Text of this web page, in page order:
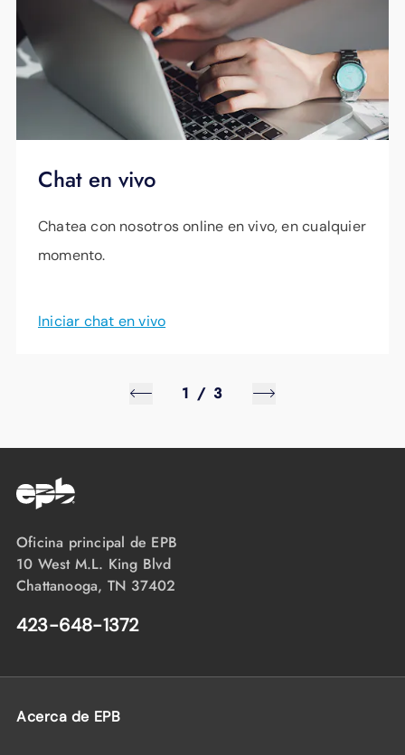
activo detecta de inmediato nuevos
ciberataques y aísla automáticamente los
dispositivos que se comportan fuera de sus
parámetros normales para evitar que las
amenazas se propaguen.
más. Además, puede ver el movimiento de los
dispositivos conectados para ayudar a
monitorear la actividad en el sitio, como las
interacciones con los clientes, la demanda
comercial y los patrones de flujo de tráfico,
de personal, planificar promociones,
Chat en vivo
Chatea con nosotros online en vivo, en cualquier
momento.
Iniciar chat en vivo
1 / 3
Oficina principal de EPB
10 West M.L. King Blvd
Chattanooga, TN 37402
423-648-1372
Acerca de EPB